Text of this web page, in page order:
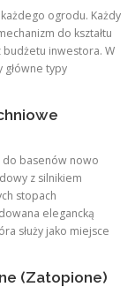
ogrodu. Każdy
do kształtu
inwestora. W
główne typy
do basenów nowo
z silnikiem
stopach
elegancką
służy jako miejsce
(Zatopione)